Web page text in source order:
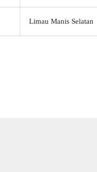
Limau Manis Selatan